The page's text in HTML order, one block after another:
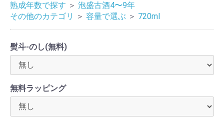
熟成年数で探す ＞ 泡盛古酒4〜9年
その他のカテゴリ
＞ 容量で選ぶ ＞ 720ml
熨斗-のし(無料)
無料ラッピング